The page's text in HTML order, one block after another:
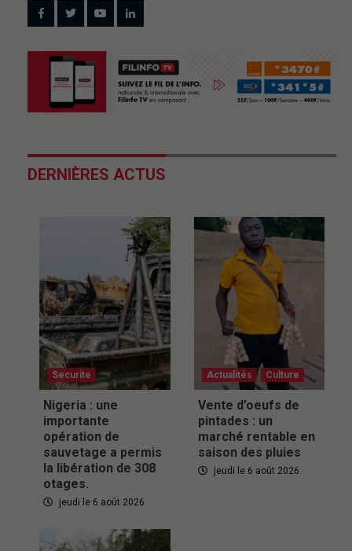
DERNIÈRES ACTUS
Securite
Nigeria : une
importante
opération de
sauvetage a permis
la libération de 308
otages.
jeudi le 6 août 2026
Actualités Culture
Vente d’oeufs de
pintades : un
marché rentable en
saison des pluies
jeudi le 6 août 2026